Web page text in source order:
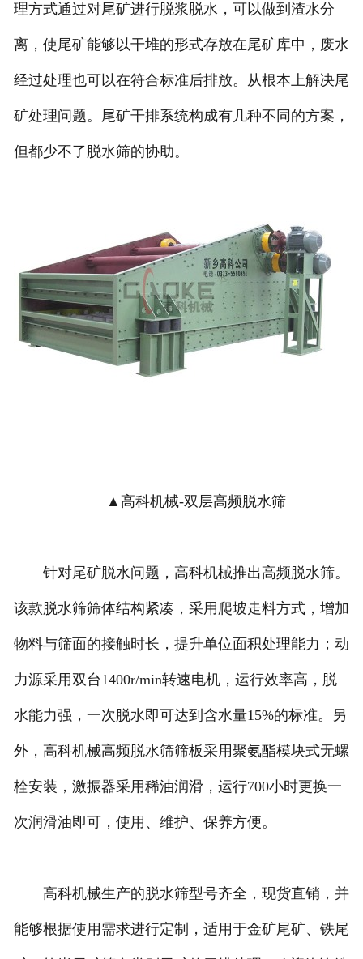
理方式通过对尾矿进行脱浆脱水，可以做到渣水分
离，使尾矿能够以干堆的形式存放在尾矿库中，废水
经过处理也可以在符合标准后排放。从根本上解决尾
矿处理问题。尾矿干排系统构成有几种不同的方案，
但都少不了脱水筛的协助。
▲高科机械-双层高频脱水筛
针对尾矿脱水问题，高科机械推出高频脱水筛。
该款脱水筛筛体结构紧凑，采用爬坡走料方式，增加
物料与筛面的接触时长，提升单位面积处理能力；动
力源采用双台1400r/min转速电机，运行效率高，脱
水能力强，一次脱水即可达到含水量15%的标准。另
外，高科机械高频脱水筛筛板采用聚氨酯模块式无螺
栓安装，激振器采用稀油润滑，运行700小时更换一
次润滑油即可，使用、维护、保养方便。
高科机械生产的脱水筛型号齐全，现货直销，并
能够根据使用需求进行定制，适用于金矿尾矿、铁尾